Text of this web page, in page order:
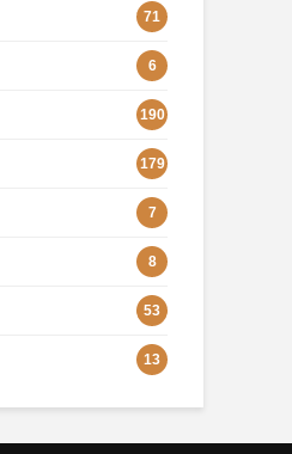
71
6
190
179
7
8
53
13